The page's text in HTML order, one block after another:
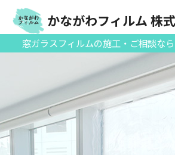
窓ガラスフィルムの施工・ご相談なら
かながわフィルム 株